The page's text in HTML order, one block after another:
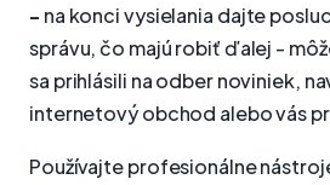
- na konci vysielania dajte
správu, čo majú robiť ďalej -
sa prihlásili na odber noviniek,
internetový obchod alebo vás
Používajte profesionálne